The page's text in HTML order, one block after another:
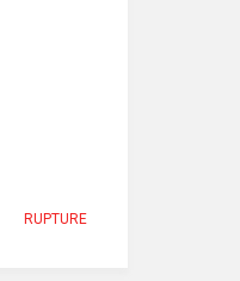
RUPTURE